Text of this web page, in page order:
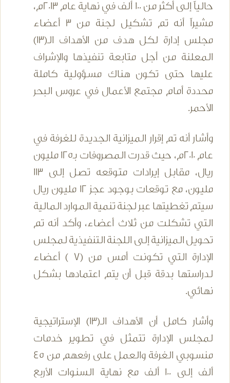
حالياً إلى أكثر من 100 ألف في نهاية عام 2013م،
مشيراً أنه تم تشكيل لجنة من 3 أعضاء
مجلس إدارة لكل هدف من الأهداف الـ(13)
المعلنة من أجل متابعة تنفيذها والإشراف
عليها حتى تكون هناك مسؤولية كاملة
محددة أمام مجتمع الأعمال في عروس البحر
الأحمر.
وأشار أنه تم إقرار الميزانية الجديدة للغرفة في
عام 2010م، حيث قدرت المصروفات بـ125 مليون
ريال، مقابل إيرادات متوقعه تصل إلى 113
مليون، مع توقعات بوجود عجز 12 مليون ريال
سيتم تغطيتها عبر لجنة تنمية الموارد المالية
التي تشكلت من ثلاث أعضاء، وأكد أنه تم
تحويل الميزانية إلى اللجنة التنفيذية لمجلس
الإدارة التي تكونت أمس من (7 ) أعضاء
لدراستها بدقة قبل أن يتم اعتمادها بشكل
نهائي.
وأشار كامل أن الأهداف الـ(13) الإستراتيجية
لمجلس الإدارة تتمثل في تطوير خدمات
منسوبي الغرفة والعمل على رفعهم من 45
ألف إلى 100 ألف مع نهاية السنوات الأربع